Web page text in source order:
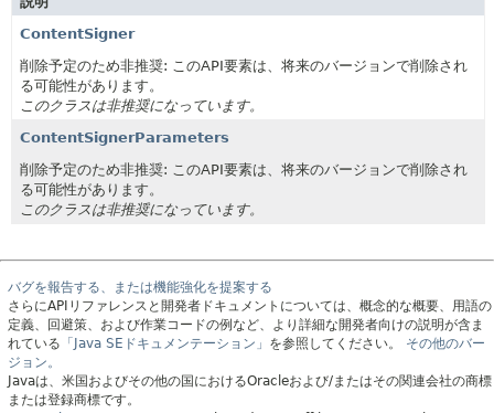
ContentSigner
削除予定のため非推奨: このAPI要素は、将来のバージョンで削除され
る可能性があります。
このクラスは非推奨になっています。
ContentSignerParameters
削除予定のため非推奨: このAPI要素は、将来のバージョンで削除され
る可能性があります。
このクラスは非推奨になっています。
バグを報告する、または機能強化を提案する
さらにAPIリファレンスと開発者ドキュメントについては、概念的な概要、用語の
定義、回避策、および作業コードの例など、より詳細な開発者向けの説明が含ま
れている 「Java SEドキュメンテーション」 を参照してください。
その他のバー
ジョン。
Javaは、米国およびその他の国におけるOracleおよび/またはその関連会社の商標
または登録商標です。